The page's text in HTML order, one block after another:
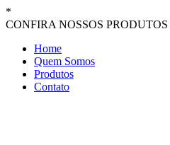
Ir
para
conteúdo
*
CONFIRA NOSSOS PRODUTOS
Home
Quem Somos
Produtos
Contato